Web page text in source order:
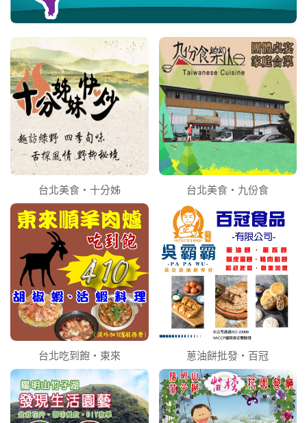
台北美食‧十分姊 台北美食‧九份食
台北吃到飽‧東來 蔥油餅批發‧百冠